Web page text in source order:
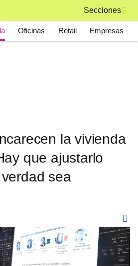
Secciones
Oficinas Retail Empresas
la vivienda
que ajustarlo
sea